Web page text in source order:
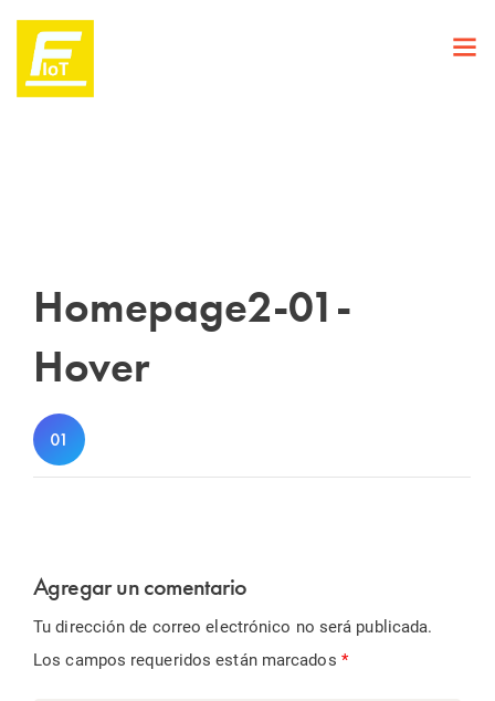
Homepage2-01-
Hover
Agregar un comentario
Tu dirección de correo electrónico no será publicada.
Los campos requeridos están marcados *